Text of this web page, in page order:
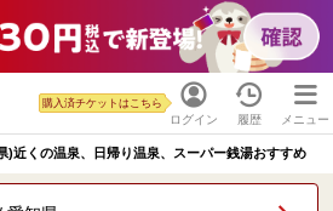
ログイン
購入済チケットはこちら
履歴 メニュー
)近くの温泉、日帰り温泉、スーパー銭湯おすすめ